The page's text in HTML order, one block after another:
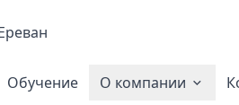
Обучение О компании